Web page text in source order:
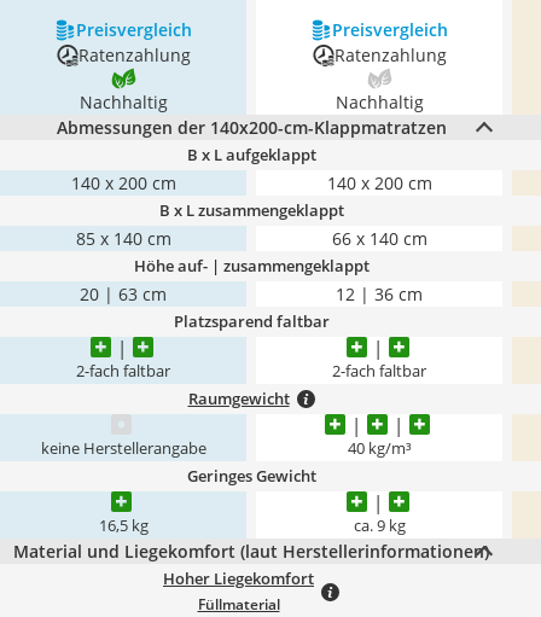
Preis­vergleich
Preis­vergleich
Ratenzahlung
Ratenzahlung
Nachhaltig
Nachhaltig
Abmessungen der 140x200-cm-Klappmatratzen
B x L aufgeklappt
140 x 200 cm 140 x 200 cm
B x L zusammengeklappt
85 x 140 cm 66 x 140 cm
Höhe auf- | zusammengeklappt
20 | 63 cm 12 | 36 cm
Platzsparend faltbar
2-fach faltbar 2-fach faltbar
Raumgewicht
keine Herstellerangabe 40 kg/m³
Geringes Gewicht
16,5 kg ca. 9 kg
Material und Liegekomfort (laut Herstellerinformationen)
Hoher Liegekomfort
Füllmaterial